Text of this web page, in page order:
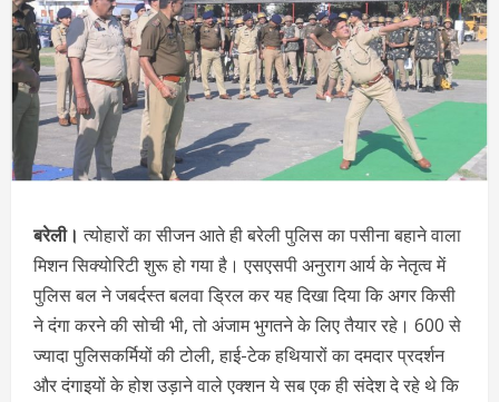
बरेली। त्योहारों का सीजन आते ही बरेली पुलिस का पसीना बहाने वाला
मिशन सिक्योरिटी शुरू हो गया है। एसएसपी अनुराग आर्य के नेतृत्व में
पुलिस बल ने जबर्दस्त बलवा ड्रिल कर यह दिखा दिया कि अगर किसी
ने दंगा करने की सोची भी, तो अंजाम भुगतने के लिए तैयार रहे। 600 से
ज्यादा पुलिसकर्मियों की टोली, हाई-टेक हथियारों का दमदार प्रदर्शन
और दंगाइयों के होश उड़ाने वाले एक्शन ये सब एक ही संदेश दे रहे थे कि